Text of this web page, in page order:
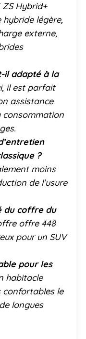
ZS Hybrid+
hybride légère,
externe,
il adapté à la
il est parfait
assistance
consommation
?
moins
de l’usure
du coffre du
offre 448
pour un SUV
pour les
habitacle
confortables le
longues